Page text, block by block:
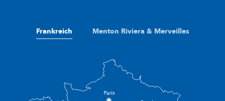
Frankreich Menton Riviera & Merveilles